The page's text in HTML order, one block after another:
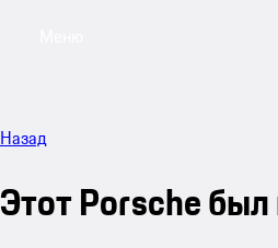
Назад
Этот Porsche